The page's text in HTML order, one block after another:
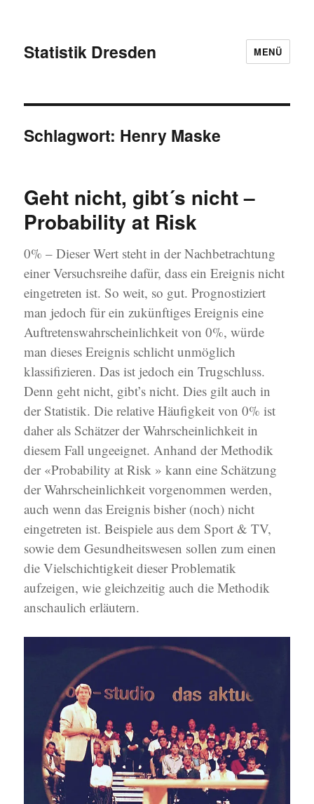
Statistik Dresden MENÜ
Schlagwort: Henry Maske
Geht nicht, gibt´s nicht –
Probability at Risk
0% – Dieser Wert steht in der Nachbetrachtung
einer Versuchsreihe dafür, dass ein Ereignis nicht
eingetreten ist. So weit, so gut. Prognostiziert
man jedoch für ein zukünftiges Ereignis eine
Auftretenswahrscheinlichkeit von 0%, würde
man dieses Ereignis schlicht unmöglich
klassifizieren. Das ist jedoch ein Trugschluss.
Denn geht nicht, gibt’s nicht. Dies gilt auch in
der Statistik. Die relative Häufigkeit von 0% ist
daher als Schätzer der Wahrscheinlichkeit in
diesem Fall ungeeignet. Anhand der Methodik
der «Probability at Risk » kann eine Schätzung
der Wahrscheinlichkeit vorgenommen werden,
auch wenn das Ereignis bisher (noch) nicht
eingetreten ist. Beispiele aus dem Sport & TV,
sowie dem Gesundheitswesen sollen zum einen
die Vielschichtigkeit dieser Problematik
aufzeigen, wie gleichzeitig auch die Methodik
anschaulich erläutern.